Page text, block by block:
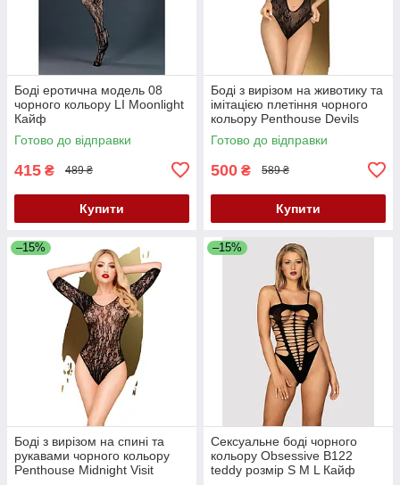
Боді еротична модель 08
чорного кольору LI Moonlight
Кайф
Готово до відправки
415 ₴ 489 ₴
Купити
Боді з вирізом на животику та
імітацією плетіння чорного
кольору Penthouse Devils
Advocate розміри S L Кайф
Готово до відправки
500 ₴ 589 ₴
Купити
–15%
Боді з вирізом на спині та
рукавами чорного кольору
Penthouse Midnight Visit
–15%
Сексуальне боді чорного
кольору Obsessive B122
teddy розмір S M L Кайф